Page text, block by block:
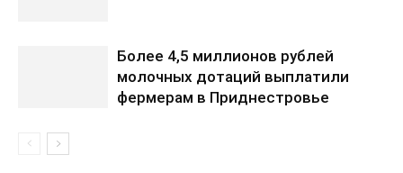
Более 4,5 миллионов рублей
молочных дотаций выплатили
фермерам в Приднестровье